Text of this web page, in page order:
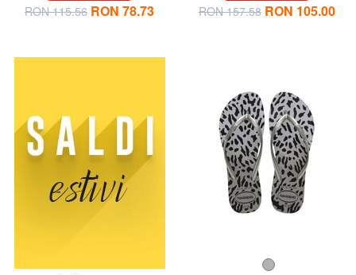
RON 115.56 RON 78.73 RON 157.58 RON 105.00